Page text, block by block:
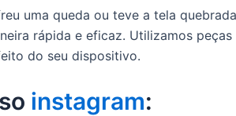
uma queda ou teve a tela
rápida e eficaz. Utilizamos
do seu dispositivo.
instagram: